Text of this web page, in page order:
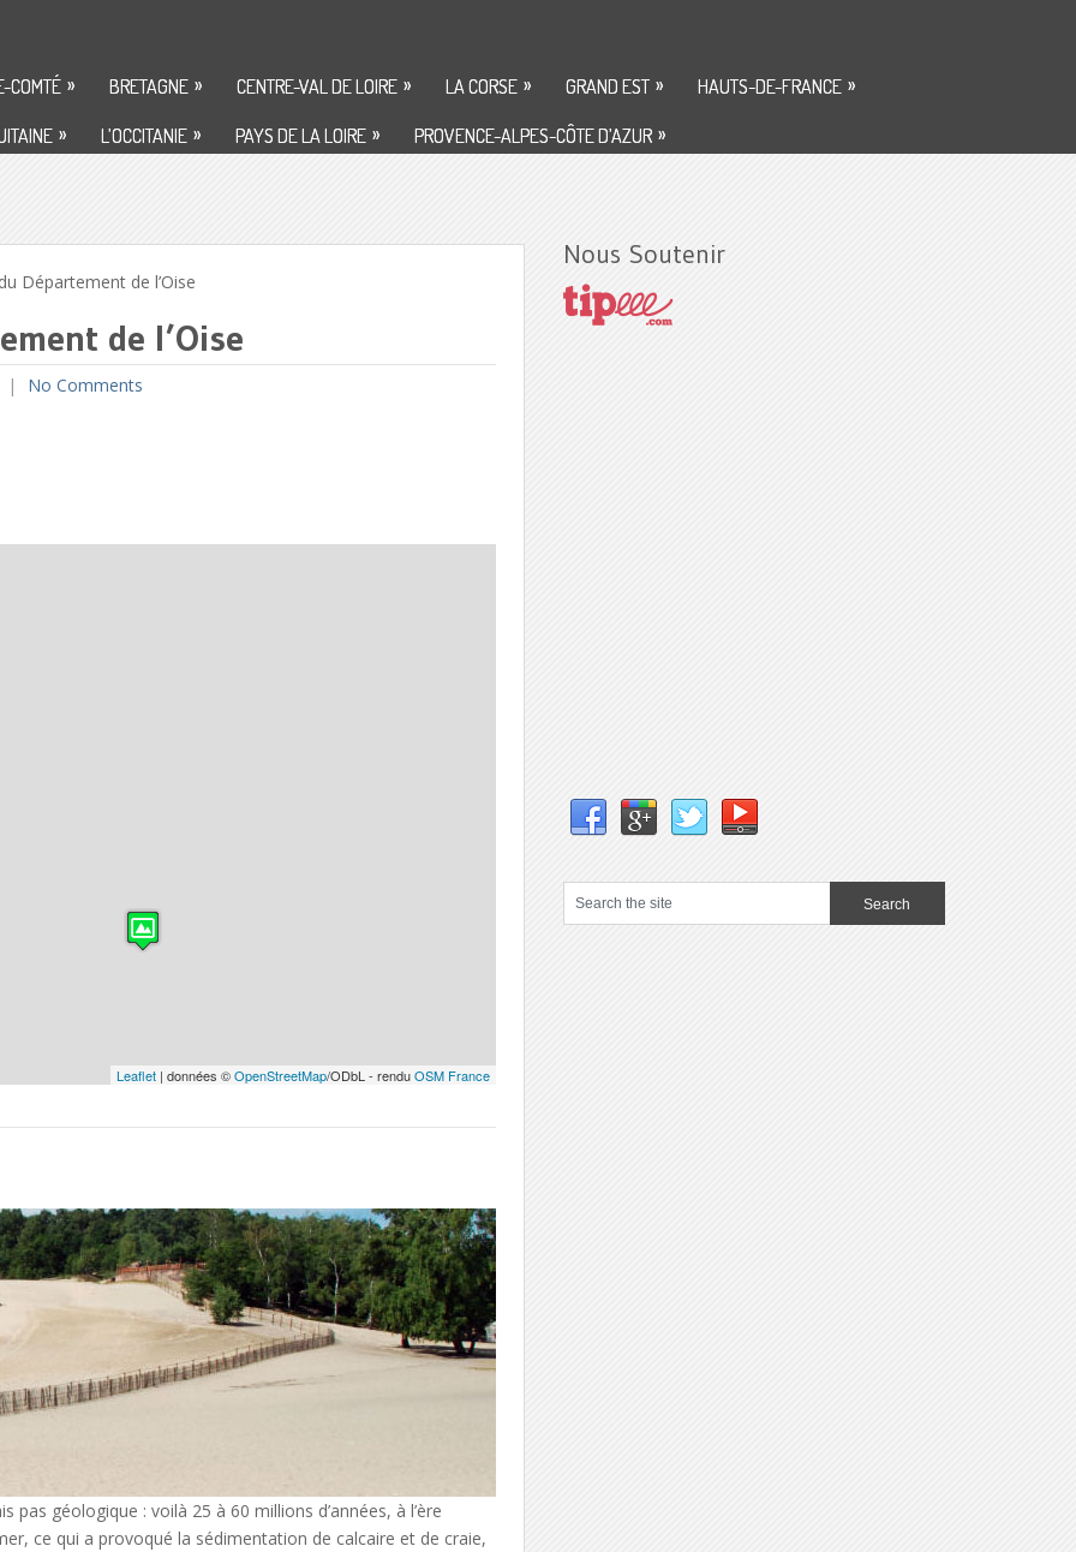
COMTÉ » BRETAGNE » CENTRE-VAL DE LOIRE » LA CORSE » GRAND EST » HAUTS-DE-FRANCE »
» L’OCCITANIE » PAYS DE LA LOIRE » PROVENCE-ALPES-CÔTE D’AZUR »
Département de l’Oise
de l’Oise
No Comments
Leaflet | données ©OpenStreetMap/ODbL - renduOSM France
géologique : voilà 25 à 60 millions d’années, à l’ère
ce qui a provoqué la sédimentation de calcaire et de craie,
Nous Soutenir